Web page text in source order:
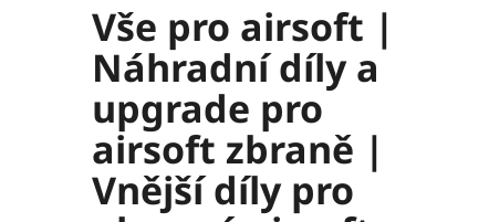
Vše pro airsoft |
Náhradní díly a
upgrade pro
airsoft zbraně |
Vnější díly pro